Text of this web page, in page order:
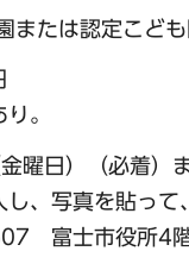
または認定こど
。
曜日）（必着）
し、写真を貼っ
富士市役所4